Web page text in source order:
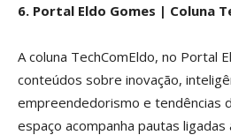
6. Portal Eldo Gomes | Coluna
A coluna TechComEldo, no Portal
conteúdos sobre inovação,
empreendedorismo e tendências
espaço acompanha pautas